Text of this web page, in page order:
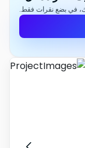
في بضع نقرات فقط.